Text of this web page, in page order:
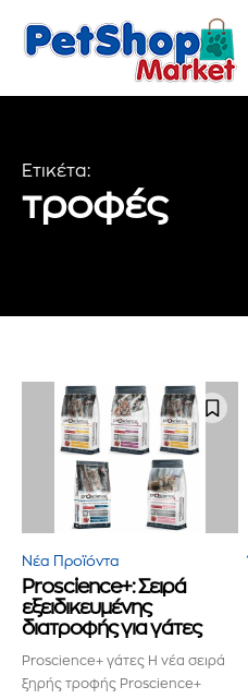
Ετικέτα:
τροφές
Νέα Προϊόντα
Proscience+: Σειρά
εξειδικευμένης
διατροφής για γάτες
Proscience+ γάτες Η νέα σειρά
ξηρής τροφής Proscience+